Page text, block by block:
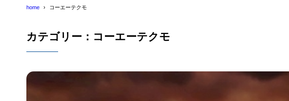
home コーエーテクモ
カテゴリー：コーエーテクモ